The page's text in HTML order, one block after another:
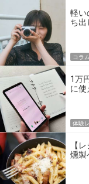
軽い
ち出
コラム
1万
に使
体験
【
燻製